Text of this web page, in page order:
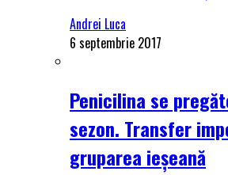
Andrei Luca
6 septembrie 2017
Penicilina se
sezon. Transfer
gruparea ieșeană